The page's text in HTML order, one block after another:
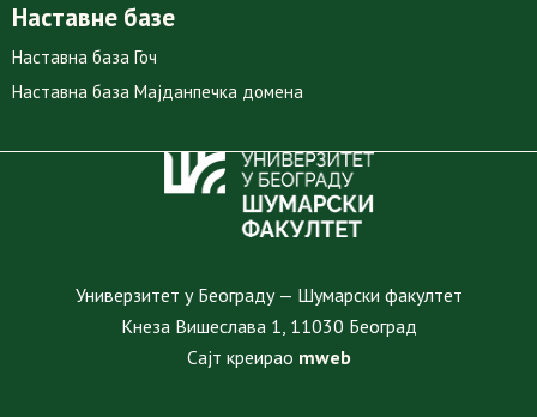
Наставне базе
Наставна база Гоч
Наставна база Мајданпечка домена
Универзитет у Београду — Шумарски факултет
Кнеза Вишеслава 1, 11030 Београд
Сајт креирао mweb